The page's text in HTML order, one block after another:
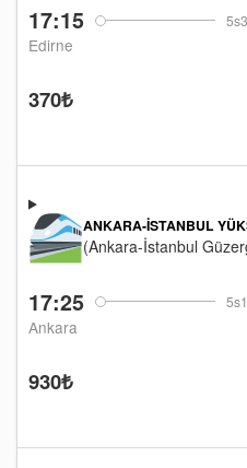
17:15
Edirne
370₺
17:25
Ankara
ANKARA-İSTANBUL
(Ankara-İstanbul
930₺